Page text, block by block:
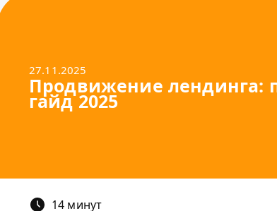
27.11.2025
Продвижение лендинга:
гайд 2025
14 минут